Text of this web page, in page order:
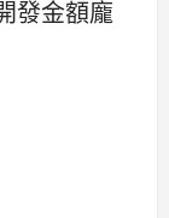
發金額龐